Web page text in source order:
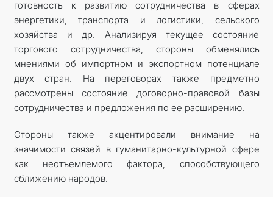
готовность к развитию сотрудничества в сферах
энергетики, транспорта и логистики, сельского
хозяйства и др. Анализируя текущее состояние
торгового сотрудничества, стороны обменялись
мнениями об импортном и экспортном потенциале
двух стран. На переговорах также предметно
рассмотрены состояние договорно-правовой базы
сотрудничества и предложения по ее расширению.
Стороны также акцентировали внимание на
значимости связей в гуманитарно-культурной сфере
как неотъемлемого фактора, способствующего
сближению народов.